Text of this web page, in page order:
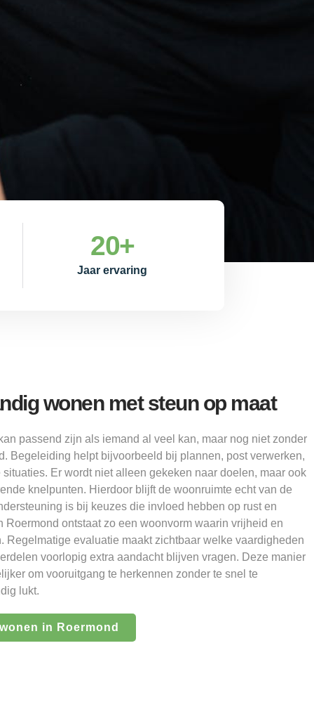
Jaar ervaring
20+
wonen met steun op maat
passend zijn als iemand al veel kan, maar nog niet zonder
Begeleiding helpt bijvoorbeeld bij plannen, post verwerken,
Er wordt niet alleen gekeken naar doelen, maar ook
knelpunten. Hierdoor blijft de woonruimte echt van de
is bij keuzes die invloed hebben op rust en
Roermond ontstaat zo een woonvorm waarin vrijheid en
Regelmatige evaluatie maakt zichtbaar welke vaardigheden
voorlopig extra aandacht blijven vragen. Deze manier
om vooruitgang te herkennen zonder te snel te
lukt.
in Roermond